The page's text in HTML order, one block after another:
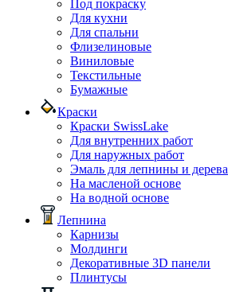
Под покраску
Для кухни
Для спальни
Флизелиновые
Виниловые
Текстильные
Бумажные
Краски
Краски SwissLake
Для внутренних работ
Для наружных работ
Эмаль для лепнины и дерева
На масленой основе
На водной основе
Лепнина
Карнизы
Молдинги
Декоративные 3D панели
Плинтусы